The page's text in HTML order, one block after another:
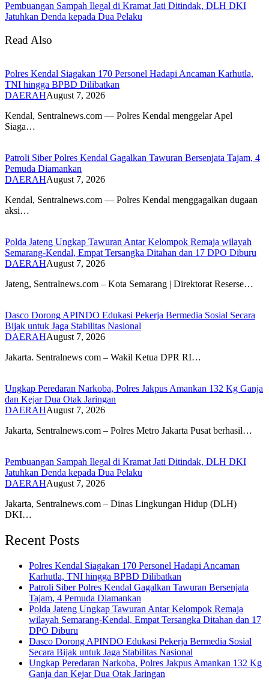
Pembuangan Sampah Ilegal di Kramat Jati Ditindak, DLH DKI
Jatuhkan Denda kepada Dua Pelaku
Read Also
Polres Kendal Siagakan 170 Personel Hadapi Ancaman Karhutla,
TNI hingga BPBD Dilibatkan
DAERAHAugust 7, 2026
Kendal, Sentralnews.com — Polres Kendal menggelar Apel
Siaga…
Patroli Siber Polres Kendal Gagalkan Tawuran Bersenjata Tajam, 4
Pemuda Diamankan
DAERAHAugust 7, 2026
Kendal, Sentralnews.com — Polres Kendal menggagalkan dugaan
aksi…
Polda Jateng Ungkap Tawuran Antar Kelompok Remaja wilayah
Semarang-Kendal, Empat Tersangka Ditahan dan 17 DPO Diburu
DAERAHAugust 7, 2026
Jateng, Sentralnews.com – Kota Semarang | Direktorat Reserse…
Dasco Dorong APINDO Edukasi Pekerja Bermedia Sosial Secara
Bijak untuk Jaga Stabilitas Nasional
DAERAHAugust 7, 2026
Jakarta. Sentralnews com – Wakil Ketua DPR RI…
Ungkap Peredaran Narkoba, Polres Jakpus Amankan 132 Kg Ganja
dan Kejar Dua Otak Jaringan
DAERAHAugust 7, 2026
Jakarta, Sentralnews.com – Polres Metro Jakarta Pusat berhasil…
Pembuangan Sampah Ilegal di Kramat Jati Ditindak, DLH DKI
Jatuhkan Denda kepada Dua Pelaku
DAERAHAugust 7, 2026
Jakarta, Sentralnews.com – Dinas Lingkungan Hidup (DLH)
DKI…
Recent Posts
Polres Kendal Siagakan 170 Personel Hadapi Ancaman
Karhutla, TNI hingga BPBD Dilibatkan
Patroli Siber Polres Kendal Gagalkan Tawuran Bersenjata
Tajam, 4 Pemuda Diamankan
Polda Jateng Ungkap Tawuran Antar Kelompok Remaja
wilayah Semarang-Kendal, Empat Tersangka Ditahan dan 17
DPO Diburu
Dasco Dorong APINDO Edukasi Pekerja Bermedia Sosial
Secara Bijak untuk Jaga Stabilitas Nasional
Ungkap Peredaran Narkoba, Polres Jakpus Amankan 132 Kg
Ganja dan Kejar Dua Otak Jaringan